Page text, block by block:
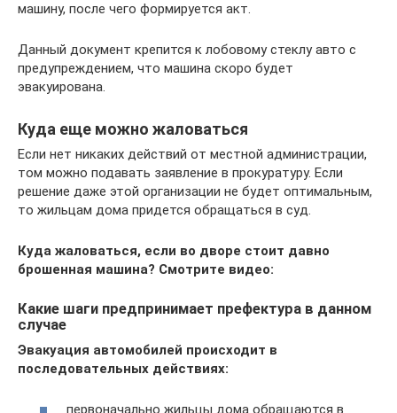
машину, после чего формируется акт.
Данный документ крепится к лобовому стеклу авто с
предупреждением, что машина скоро будет
эвакуирована.
Куда еще можно жаловаться
Если нет никаких действий от местной администрации,
том можно подавать заявление в прокуратуру. Если
решение даже этой организации не будет оптимальным,
то жильцам дома придется обращаться в суд.
Куда жаловаться, если во дворе стоит давно
брошенная машина? Смотрите видео:
Какие шаги предпринимает префектура в данном
случае
Эвакуация автомобилей происходит в
последовательных действиях:
первоначально жильцы дома обращаются в